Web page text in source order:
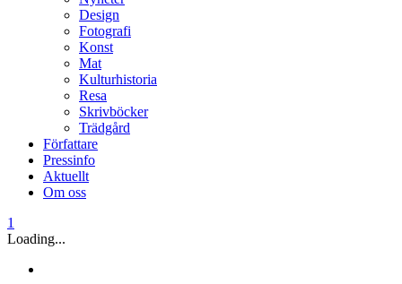
Design
Fotografi
Konst
Mat
Kulturhistoria
Resa
Skrivböcker
Trädgård
Författare
Pressinfo
Aktuellt
Om oss
1
Loading...